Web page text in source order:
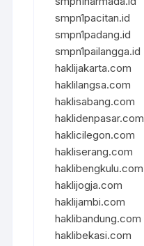
smpn1pacitan.id
smpn1padang.id
smpn1pailangga.id
haklijakarta.com
haklilangsa.com
haklisabang.com
haklidenpasar.com
haklicilegon.com
hakliserang.com
haklibengkulu.com
haklijogja.com
haklijambi.com
haklibandung.com
haklibekasi.com